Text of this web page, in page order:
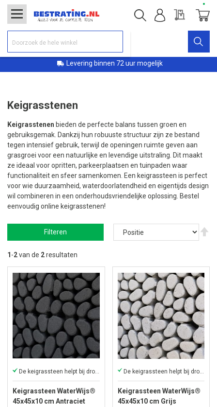
Levering binnen 72 uur mogelijk
Offerte
Keigrasstenen
Keigrasstenen bieden de perfecte balans tussen groen en
gebruiksgemak. Dankzij hun robuuste structuur zijn ze bestand
tegen intensief gebruik, terwijl de openingen ruimte geven aan
grasgroei voor een natuurlijke en levendige uitstraling. Dit maakt
ze ideaal voor opritten, parkeerplaatsen en tuinpaden waar
functionaliteit en sfeer samenkomen. Een keigrassteen is perfect
voor wie duurzaamheid, waterdoorlatendheid en eigentijds design
wil combineren in een onderhoudsvriendelijke oplossing. Bestel
eenvoudig online keigrasstenen!
Filteren
1 -2van de 2resultaten
De keigrassteen helpt bij droogtebestrijding
Keigrassteen WaterWijs®
45x45x10 cm Antraciet
Keigrassteen WaterWijs®
45x45x10 cm Grijs